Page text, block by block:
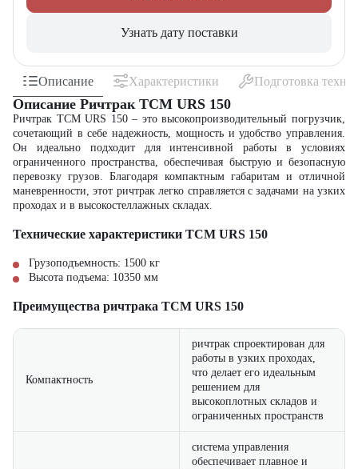
Узнать дату поставки
Описание Характеристики Подготовка
Описание Ричтрак TCM URS 150
Ричтрак TCM URS 150 – это высокопроизводительный погрузчик,
сочетающий в себе надежность, мощность и удобство управления.
Он идеально подходит для интенсивной работы в условиях
ограниченного пространства, обеспечивая быструю и безопасную
перевозку грузов. Благодаря компактным габаритам и отличной
маневренности, этот ричтрак легко справляется с задачами на узких
проходах и в высокостеллажных складах.
Технические характеристики TCM URS 150
Грузоподъемность: 1500 кг
Высота подъема: 10350 мм
Преимущества ричтрака TCM URS 150
Компактность
ричтрак спроектирован для
работы в узких проходах,
что делает его идеальным
решением для
высокоплотных складов и
ограниченных пространств
система управления
обеспечивает плавное и